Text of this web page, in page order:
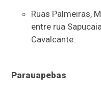
Ruas Palmeiras,
entre rua
Cavalcante.
Parauapebas